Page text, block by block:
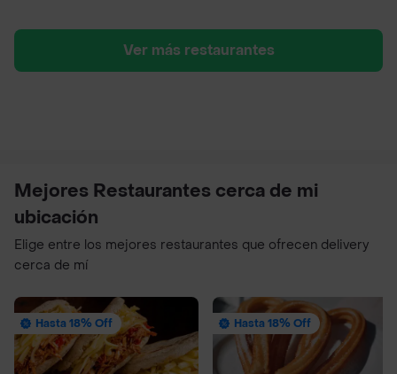
Ver más restaurantes
Mejores Restaurantes cerca de mi
ubicación
Elige entre los mejores restaurantes que ofrecen delivery
cerca de mí
Hasta 18% Off Hasta 18% Off